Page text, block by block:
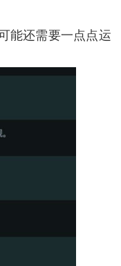
能还需要一点点运